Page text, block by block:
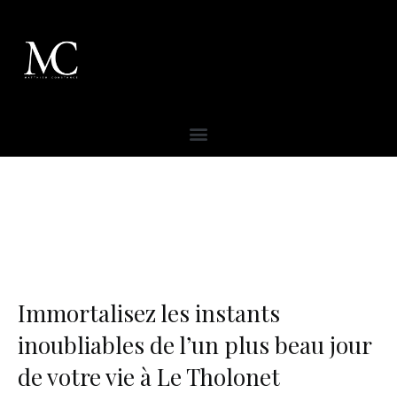
Immortalisez les instants
inoubliables de l’un plus beau jour
de votre vie à Le Tholonet